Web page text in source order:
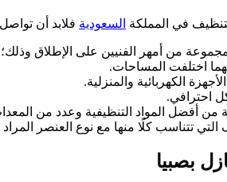
في المملكة السعودية فلابد أن
من أمهر الفنيين على الإطلاق وذلك؛
اختلفت المساحات.
الكهربائية والمنزلية.
احترافي.
أفضل المواد التنظيفية وعدد من المعدات
تتناسب كلًا منها مع نوع العنصر المراد
بصبيا